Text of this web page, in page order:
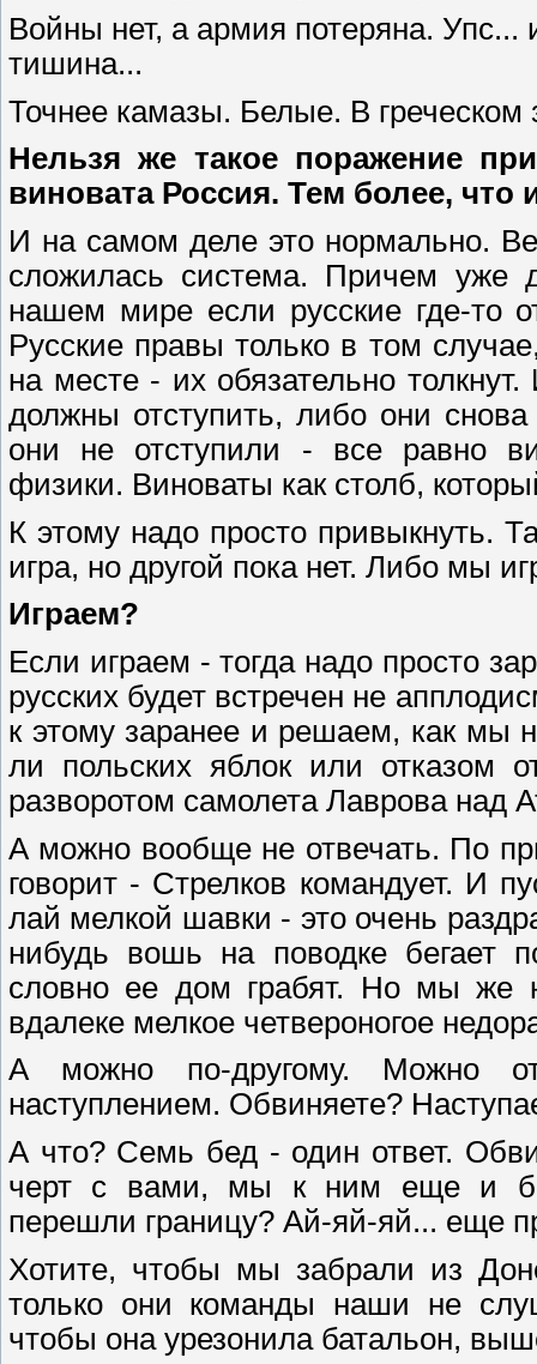
Войны нет, а армия потеряна. Упс...
тишина...
Точнее камазы. Белые. В греческом
Нельзя же такое поражение
виновата Россия. Тем более, что
И на самом деле это нормально.
сложилась система. Причем
нашем мире если русские где-то
Русские правы только в том
на месте - их обязательно
должны отступить, либо они
они не отступили - все равно
физики. Виноваты как столб,
К этому надо просто привыкнуть.
игра, но другой пока нет. Либо мы
Играем?
Если играем - тогда надо просто
русских будет встречен не
к этому заранее и решаем, как мы
ли польских яблок или отказом
разворотом самолета Лаврова над
А можно вообще не отвечать. По
говорит - Стрелков командует. И
лай мелкой шавки - это очень
нибудь вошь на поводке бегает
словно ее дом грабят. Но мы же
вдалеке мелкое четвероногое
А можно по-другому. Можно
наступлением. Обвиняете?
А что? Семь бед - один ответ.
черт с вами, мы к ним еще и
перешли границу? Ай-яй-яй... еще
Хотите, чтобы мы забрали из
только они команды наши не
чтобы она урезонила батальон,